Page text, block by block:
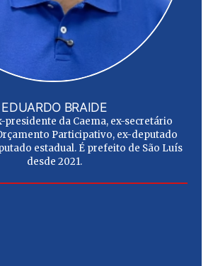
EDUARDO BRAIDE
presidente da Caema, ex-secretário
Participativo, ex-deputado
estadual. É prefeito de São Luís
desde 2021.